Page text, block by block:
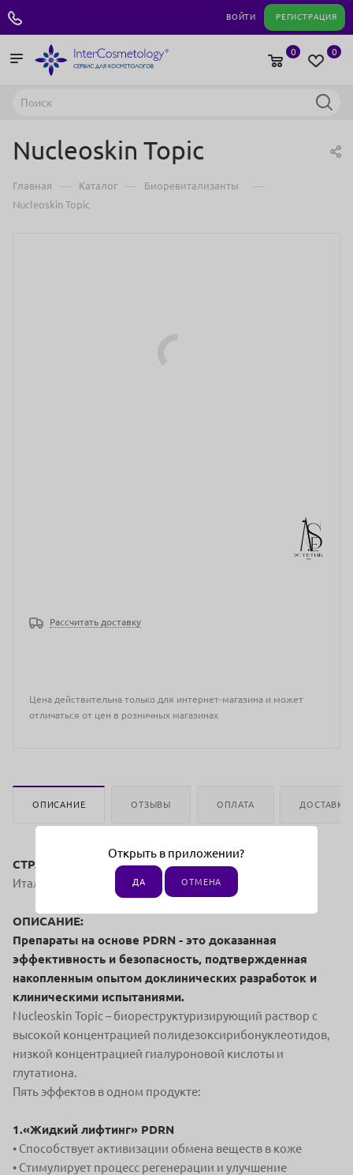
ВОЙТИ РЕГИСТРАЦИЯ
0
0
Nucleoskin Topic
Главная — Каталог — Биоревитализанты —
Nucleoskin Topic
Рассчитать доставку
Цена действительна только для интернет-магазина и может
отличаться от цен в розничных магазинах
ОПИСАНИЕ ОТЗЫВЫ ОПЛАТА ДОСТАВКА
СТРАНА ПРОИЗВОДСТВА:
Италия
ОПИСАНИЕ:
Препараты на основе PDRN - это доказанная
эффективность и безопасность, подтвержденная
накопленным опытом доклинических разработок и
клиническими испытаниями.
Nucleoskin Topic – биореструктуризирующий раствор с
высокой концентрацией полидезоксирибонуклеотидов,
низкой концентрацией гиалуроновой кислоты и
глутатиона.
Пять эффектов в одном продукте:
1.«Жидкий лифтинг» PDRN
• Способствует активизации обмена веществ в коже
• Стимулирует процесс регенерации и улучшение
Открыть в приложении?
ДА ОТМЕНА